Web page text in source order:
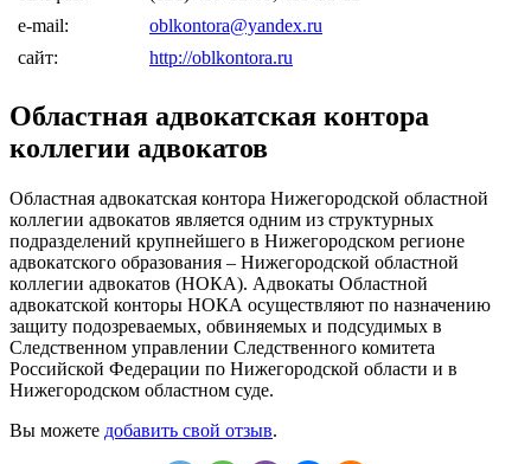
e-mail:
oblkontora@yandex.ru
сайт:
http://oblkontora.ru
Областная адвокатская контора
коллегии адвокатов
Областная адвокатская контора Нижегородской областной
коллегии адвокатов является одним из структурных
подразделений крупнейшего в Нижегородском регионе
адвокатского образования – Нижегородской областной
коллегии адвокатов (НОКА). Адвокаты Областной
адвокатской конторы НОКА осуществляют по назначению
защиту подозреваемых, обвиняемых и подсудимых в
Следственном управлении Следственного комитета
Российской Федерации по Нижегородской области и в
Нижегородском областном суде.
Вы можете добавить свой отзыв.